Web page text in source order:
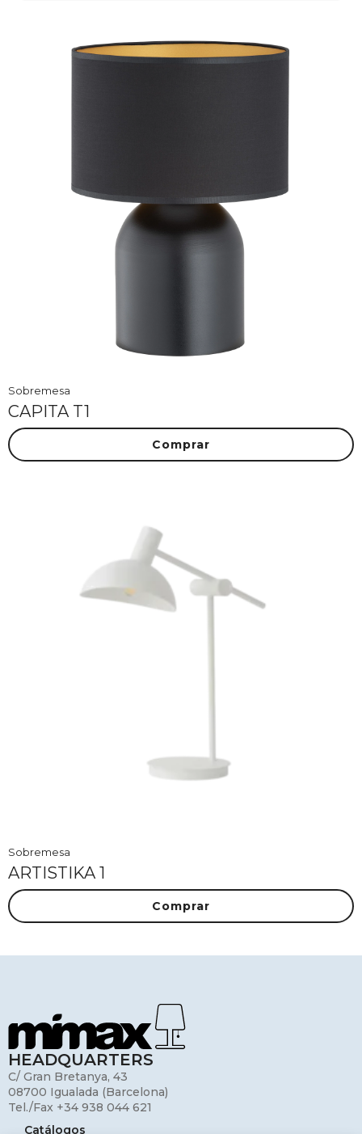
Sobremesa
CAPITA T1
Comprar
Sobremesa
ARTISTIKA 1
Comprar
HEADQUARTERS
C/ Gran Bretanya, 43
08700 Igualada (Barcelona)
Tel./Fax +34 938 044 621
Catálogos